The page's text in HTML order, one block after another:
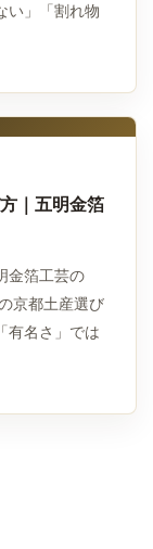
い」「割れ物
｜五明金箔
金箔工芸の
京都土産選び
有名さ」では